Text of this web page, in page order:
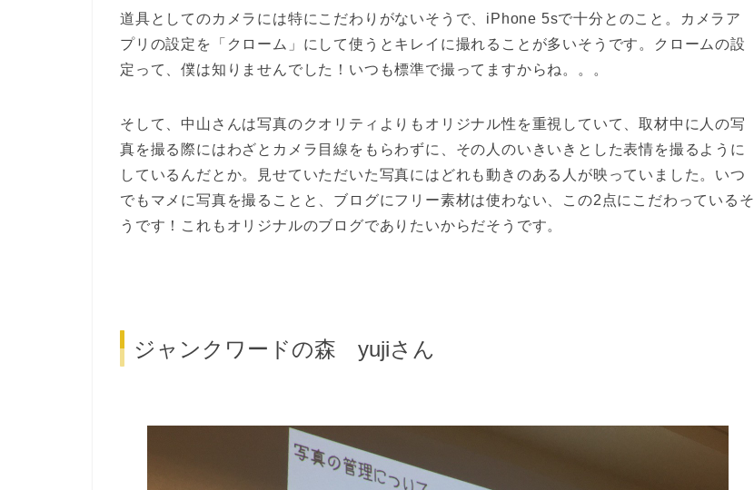
道具としてのカメラには特にこだわりがないそうで、iPhone 5sで十分とのこと。カメラア
プリの設定を「クローム」にして使うとキレイに撮れることが多いそうです。クロームの設
定って、僕は知りませんでした！いつも標準で撮ってますからね。。。
そして、中山さんは写真のクオリティよりもオリジナル性を重視していて、取材中に人の写
真を撮る際にはわざとカメラ目線をもらわずに、その人のいきいきとした表情を撮るように
しているんだとか。見せていただいた写真にはどれも動きのある人が映っていました。いつ
でもマメに写真を撮ることと、ブログにフリー素材は使わない、この2点にこだわっているそ
うです！これもオリジナルのブログでありたいからだそうです。
ジャンクワードの森 yujiさん